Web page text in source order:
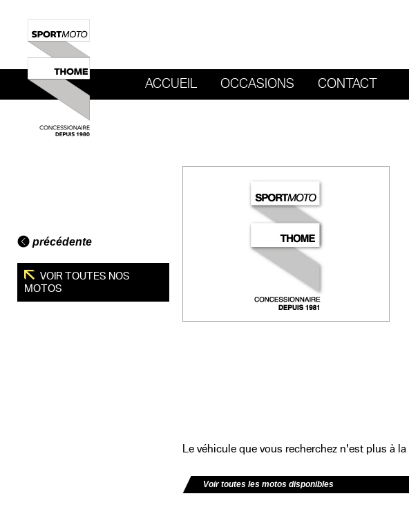
ACCUEIL OCCASIONS CONTACT
précédente
VOIR TOUTES NOS
MOTOS
Le véhicule que vous recherchez n'est plus à la
Voir toutes les motos disponibles